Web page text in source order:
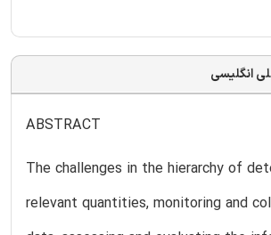
انگلیسی
ABSTRACT
The challenges in the hierarchy of
relevant quantities, monitoring and